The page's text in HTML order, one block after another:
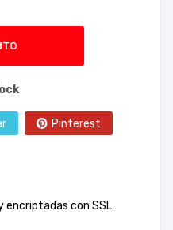
Pinterest
encriptadas con SSL.